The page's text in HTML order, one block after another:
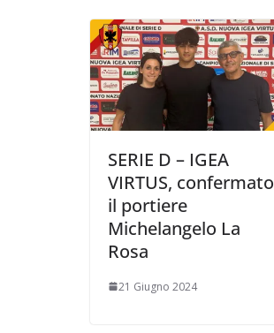
SERIE D – IGEA
VIRTUS, confermato
il portiere
Michelangelo La
Rosa
21 Giugno 2024